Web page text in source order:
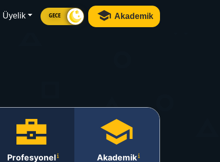
Üyelik GECE Akademik
Profesyonel Akademik